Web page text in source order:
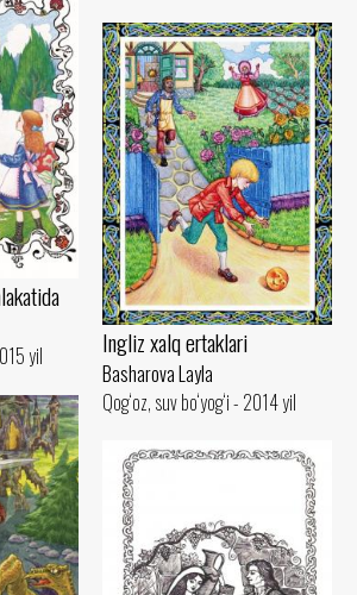
yil
Ingliz xalq ertaklari
Basharova Layla
Qog‘oz, suv bo‘yog‘i - 2014 yil